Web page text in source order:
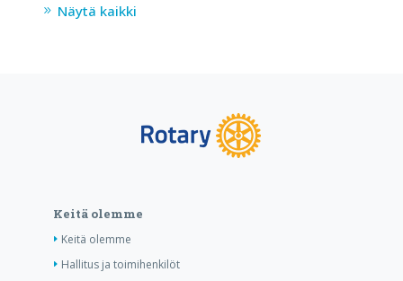
Näytä kaikki
Keitä olemme
Keitä olemme
Hallitus ja toimihenkilöt